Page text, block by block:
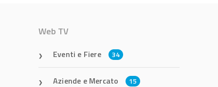
Web TV
Eventi e Fiere 34
Aziende e Mercato 15